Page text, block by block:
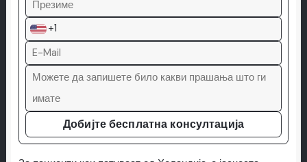
+1
Добијте бесплатна консултација